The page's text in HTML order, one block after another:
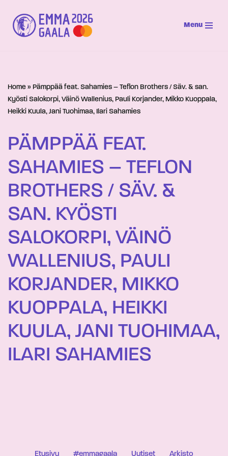
Siirry
suoraan
Menu
Home » Pämppää feat. Sahamies – Teflon Brothers / Säv. & san.
Kyösti Salokorpi, Väinö Wallenius, Pauli Korjander, Mikko Kuoppala,
Heikki Kuula, Jani Tuohimaa, Ilari Sahamies
PÄMPPÄÄ FEAT.
SAHAMIES – TEFLON
BROTHERS / SÄV. &
SAN. KYÖSTI
SALOKORPI, VÄINÖ
WALLENIUS, PAULI
KORJANDER, MIKKO
KUOPPALA, HEIKKI
KUULA, JANI TUOHIMAA,
ILARI SAHAMIES
Etusivu #emmagaala Uutiset Arkisto